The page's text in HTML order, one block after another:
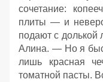
сочетание:
плиты — и
подают с
Алина. — Но я
лишь красная
томатной пасты.